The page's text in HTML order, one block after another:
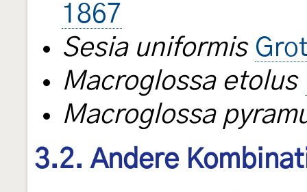
1867
Sesia uniformis
Macroglossa etolus
Macroglossa
3.2. Andere